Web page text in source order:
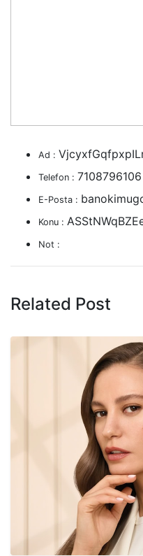
Ad :
Telefon : 7108796106
E-Posta :
Konu :
Not :
Related Post